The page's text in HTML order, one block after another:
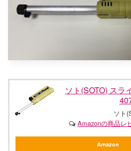
ソト(SOTO) スラ
ソト
Amazonの商品レ
Amazon